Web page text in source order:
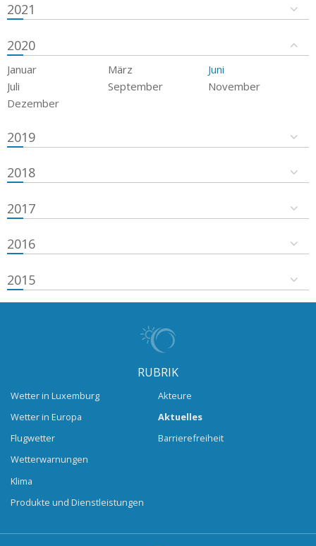
2021
2020
Januar März
Juni
Juli
September
November
Dezember
2019
2018
2017
2016
2015
RUBRIK
Wetter in Luxemburg
Wetter in Europa
Flugwetter
Wetterwarnungen
Klima
Produkte und Dienstleistungen
Akteure
Aktuelles
Barrierefreiheit